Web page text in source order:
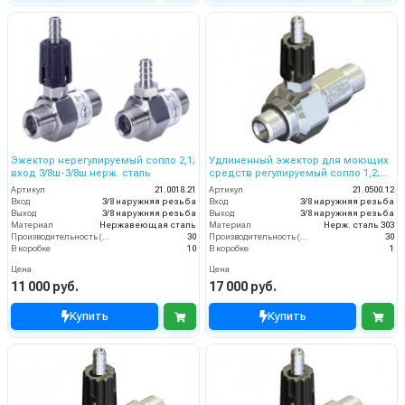
Эжектор нерегулируемый сопло 2,1;
вход 3/8ш-3/8ш нерж. сталь
Артикул
21.0018.21
Вход
3/8 наружняя резьба
Выход
3/8 наружняя резьба
Материал
Нержавеющая сталь
Производительность (л/мин)
30
В коробке
10
Цена
11 000 руб.
Купить
Удлиненный эжектор для моющих
средств регулируемый сопло 1,2;
вход 3/8ш- выход 3/8ш. (нерж)
Артикул
21.0500.12
Вход
3/8 наружняя резьба
Выход
3/8 наружняя резьба
Материал
Нерж. сталь 303
Производительность (л/мин)
30
В коробке
1
Цена
17 000 руб.
Купить